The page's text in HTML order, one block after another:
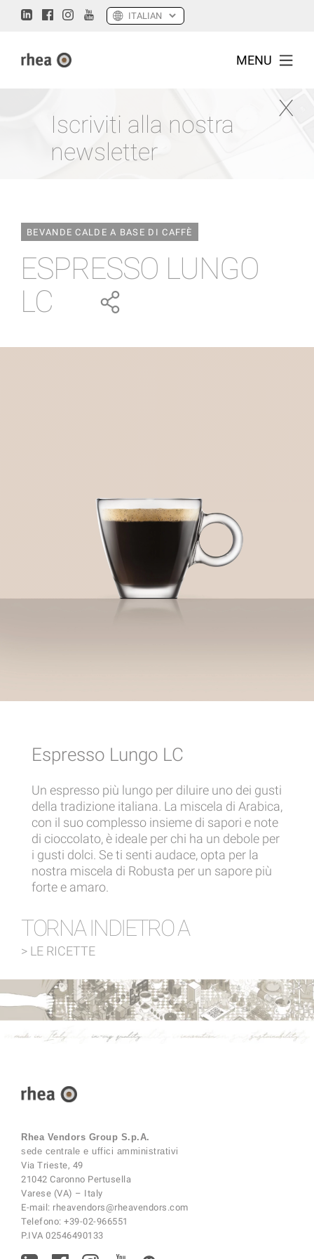
MENU
Iscriviti alla nostra
newsletter
BEVANDE CALDE A BASE DI CAFFÈ
ESPRESSO LUNGO
LC
Espresso Lungo LC
Un espresso più lungo per diluire uno dei gusti
della tradizione italiana. La miscela di Arabica,
con il suo complesso insieme di sapori e note
di cioccolato, è ideale per chi ha un debole per
i gusti dolci. Se ti senti audace, opta per la
nostra miscela di Robusta per un sapore più
forte e amaro.
TORNA INDIETRO A
> LE RICETTE
Rhea Vendors Group S.p.A.
sede centrale e uffici amministrativi
Via Trieste, 49
21042 Caronno Pertusella
Varese (VA) – Italy
E-mail: rheavendors@rheavendors.com
Telefono: +39-02-966551
P.IVA 02546490133